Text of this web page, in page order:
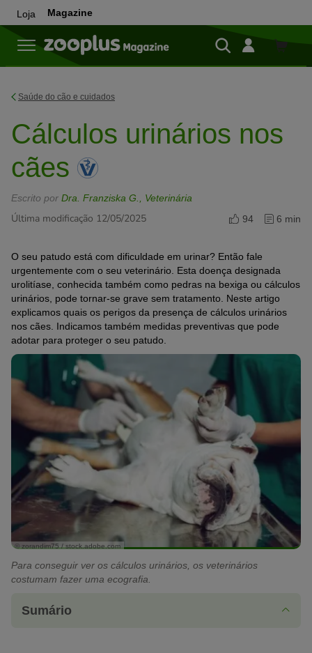
Loja Magazine
Loja
Saúde do cão e cuidados
Cálculos urinários nos
cães
Escrito por Dra. Franziska G., Veterinária
Última modificação 12/05/2025 94 6 min
O seu patudo está com dificuldade em urinar? Então fale
urgentemente com o seu veterinário. Esta doença designada
urolitíase, conhecida também como pedras na bexiga ou cálculos
urinários, pode tornar-se grave sem tratamento. Neste artigo
explicamos quais os perigos da presença de cálculos urinários
nos cães. Indicamos também medidas preventivas que pode
adotar para proteger o seu patudo.
© zorandim75 / stock.adobe.com
Para conseguir ver os cálculos urinários, os veterinários
costumam fazer uma ecografia.
Sumário